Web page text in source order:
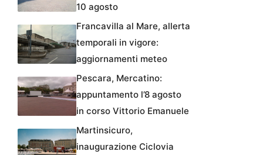
10 agosto
Francavilla al Mare, allerta
temporali in vigore:
aggiornamenti meteo
Pescara, Mercatino:
appuntamento l’8 agosto
in corso Vittorio Emanuele
Martinsicuro,
inaugurazione Ciclovia